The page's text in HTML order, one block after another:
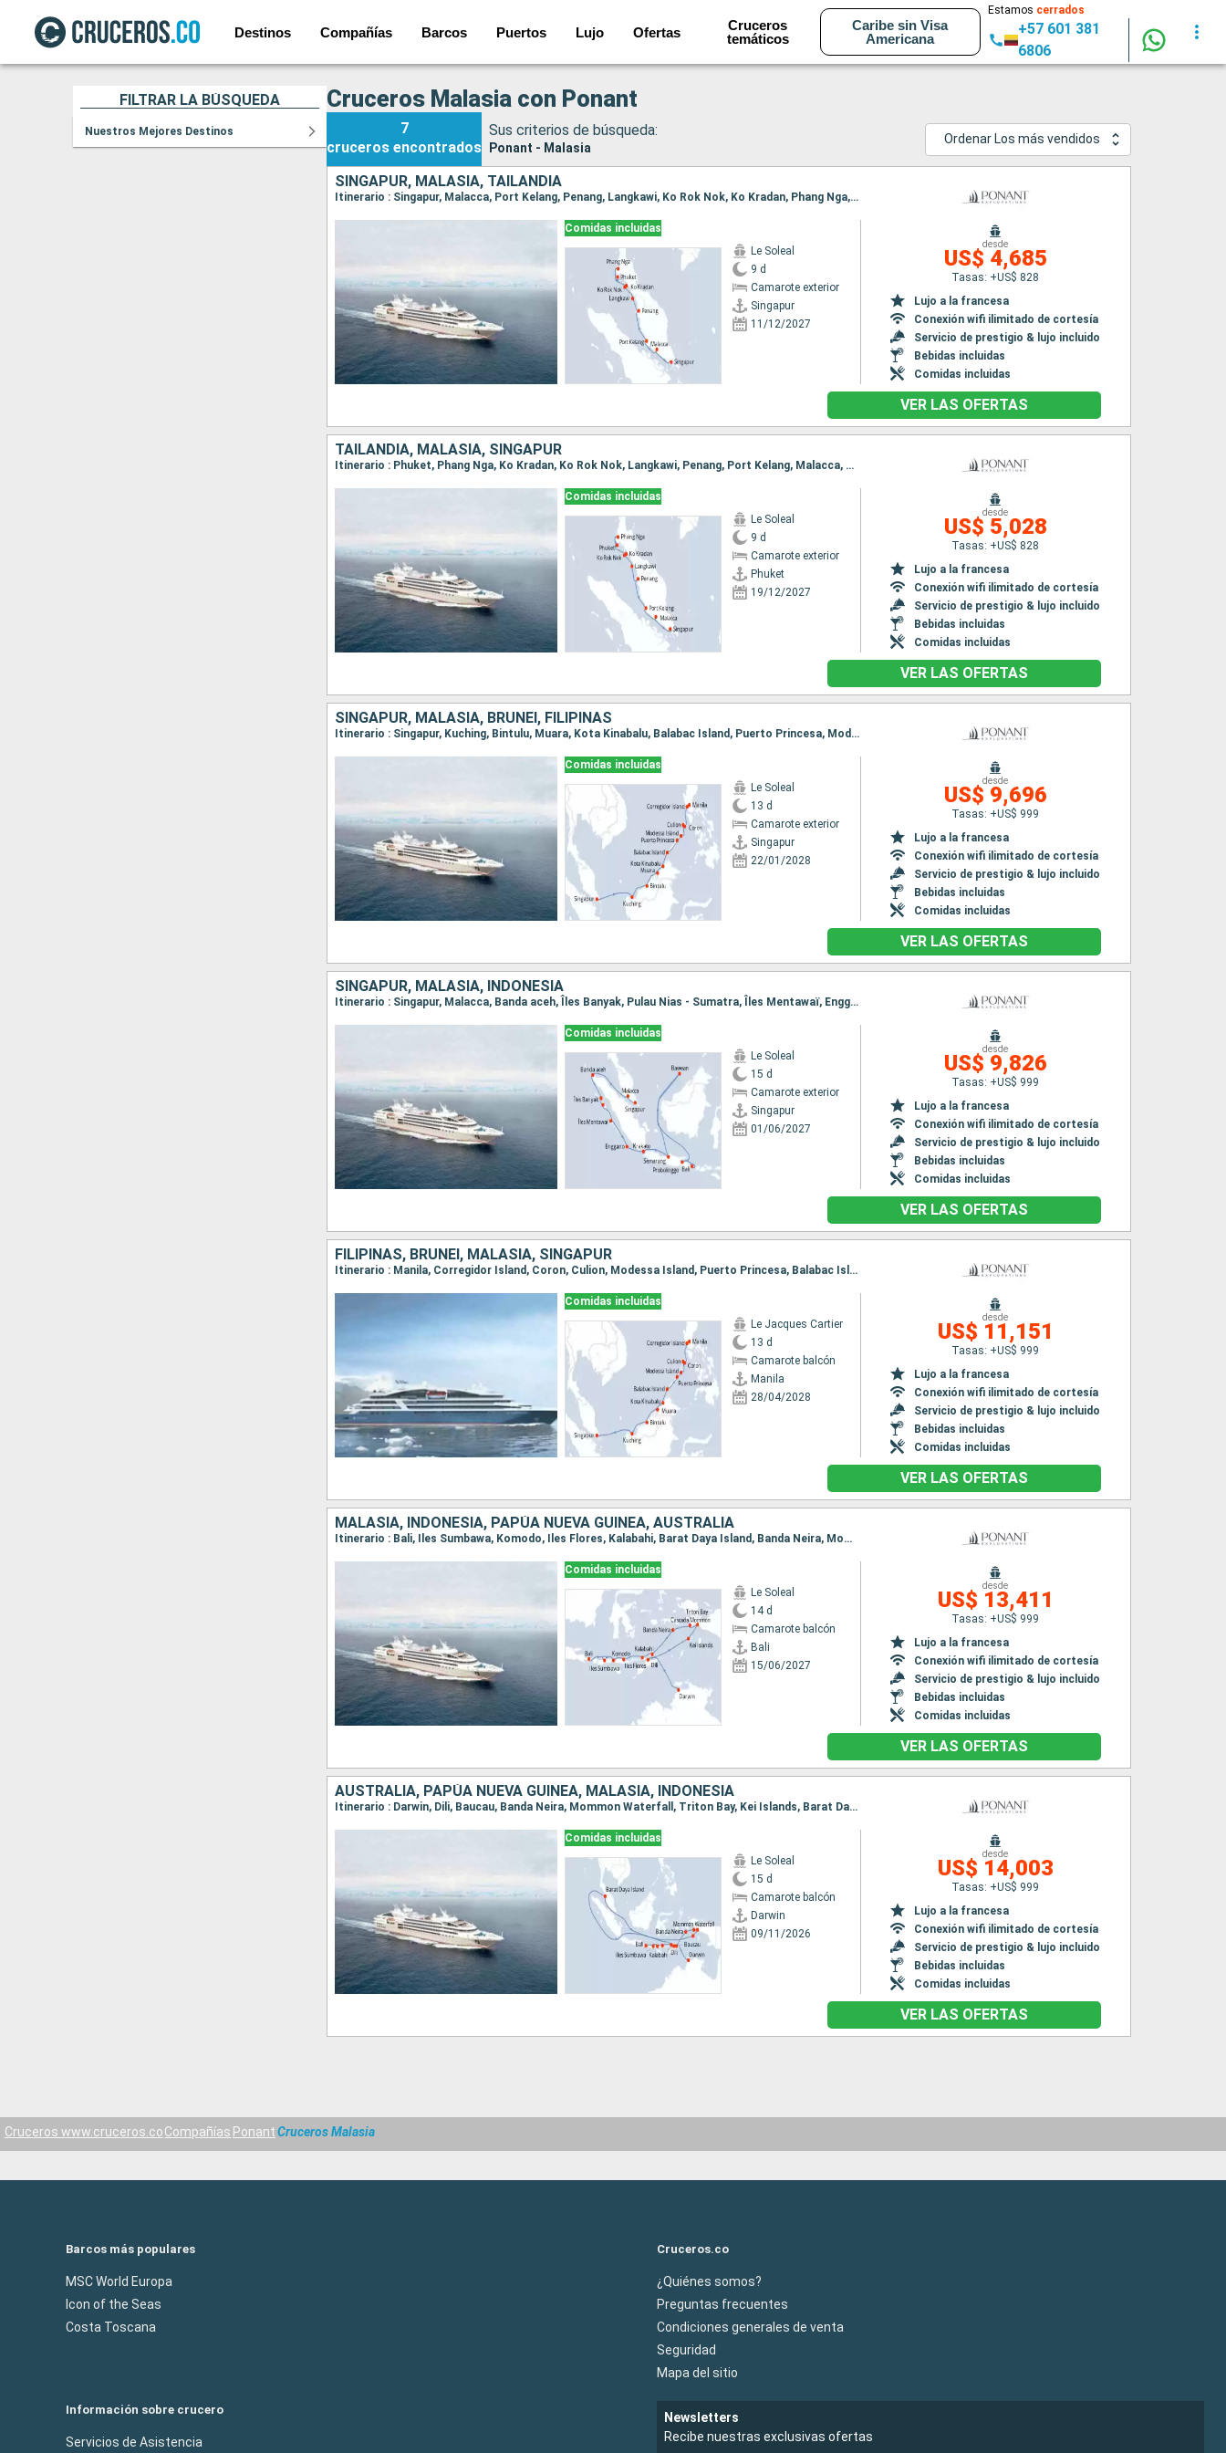
Destinos Compañías Barcos Puertos Lujo Ofertas
Cruceros
temáticos
Caribe sin Visa
Americana
Estamos cerrados
+57 601 381
6806
FILTRAR LA BÚSQUEDA
Nuestros Mejores Destinos
Cruceros Malasia con Ponant
7
cruceros encontrados
Sus criterios de búsqueda:
Ponant - Malasia
Ordenar Los más vendidos
SINGAPUR, MALASIA, TAILANDIA
Itinerario : Singapur, Malacca, Port Kelang, Penang, Langkawi, Ko Rok Nok, Ko Kradan, Phang Nga, Phuket
Comidas incluidas
Le Soleal
9 d
Camarote exterior
Singapur
11/12/2027
desde
US$ 4,685
Tasas: +US$ 828
Lujo a la francesa
Conexión wifi ilimitado de cortesía
Servicio de prestigio & lujo incluido
Bebidas incluidas
Comidas incluidas
VER LAS OFERTAS
TAILANDIA, MALASIA, SINGAPUR
Itinerario : Phuket, Phang Nga, Ko Kradan, Ko Rok Nok, Langkawi, Penang, Port Kelang, Malacca, Singapur
Comidas incluidas
Le Soleal
9 d
Camarote exterior
Phuket
19/12/2027
desde
US$ 5,028
Tasas: +US$ 828
Lujo a la francesa
Conexión wifi ilimitado de cortesía
Servicio de prestigio & lujo incluido
Bebidas incluidas
Comidas incluidas
VER LAS OFERTAS
SINGAPUR, MALASIA, BRUNEI, FILIPINAS
Itinerario : Singapur, Kuching, Bintulu, Muara, Kota Kinabalu, Balabac Island, Puerto Princesa, Modessa Island, Culion, Coron, Corregidor Island, Manila
Comidas incluidas
Le Soleal
13 d
Camarote exterior
Singapur
22/01/2028
desde
US$ 9,696
Tasas: +US$ 999
Lujo a la francesa
Conexión wifi ilimitado de cortesía
Servicio de prestigio & lujo incluido
Bebidas incluidas
Comidas incluidas
VER LAS OFERTAS
SINGAPUR, MALASIA, INDONESIA
Itinerario : Singapur, Malacca, Banda aceh, Îles Banyak, Pulau Nias - Sumatra, Îles Mentawaï, Enggano, Krakato, Semarang, Bawean, Probolinggo, Bali
Comidas incluidas
Le Soleal
15 d
Camarote exterior
Singapur
01/06/2027
desde
US$ 9,826
Tasas: +US$ 999
Lujo a la francesa
Conexión wifi ilimitado de cortesía
Servicio de prestigio & lujo incluido
Bebidas incluidas
Comidas incluidas
VER LAS OFERTAS
FILIPINAS, BRUNEI, MALASIA, SINGAPUR
Itinerario : Manila, Corregidor Island, Coron, Culion, Modessa Island, Puerto Princesa, Balabac Island, Kota Kinabalu, Muara, Bintulu, Kuching, Singapur
Comidas incluidas
Le Jacques Cartier
13 d
Camarote balcón
Manila
28/04/2028
desde
US$ 11,151
Tasas: +US$ 999
Lujo a la francesa
Conexión wifi ilimitado de cortesía
Servicio de prestigio & lujo incluido
Bebidas incluidas
Comidas incluidas
VER LAS OFERTAS
MALASIA, INDONESIA, PAPÚA NUEVA GUINEA, AUSTRALIA
Itinerario : Bali, Iles Sumbawa, Komodo, Iles Flores, Kalabahi, Barat Daya Island, Banda Neira, Mommon Waterfall, Triton Bay, Kei Islands, Dili, Darwin
Comidas incluidas
Le Soleal
14 d
Camarote balcón
Bali
15/06/2027
desde
US$ 13,411
Tasas: +US$ 999
Lujo a la francesa
Conexión wifi ilimitado de cortesía
Servicio de prestigio & lujo incluido
Bebidas incluidas
Comidas incluidas
VER LAS OFERTAS
AUSTRALIA, PAPÚA NUEVA GUINEA, MALASIA, INDONESIA
Itinerario : Darwin, Dili, Baucau, Banda Neira, Mommon Waterfall, Triton Bay, Kei Islands, Barat Daya Island, Kalabahi, Iles Flores, Komodo, Iles Sumbawa, Bali
Comidas incluidas
Le Soleal
15 d
Camarote balcón
Darwin
09/11/2026
desde
US$ 14,003
Tasas: +US$ 999
Lujo a la francesa
Conexión wifi ilimitado de cortesía
Servicio de prestigio & lujo incluido
Bebidas incluidas
Comidas incluidas
VER LAS OFERTAS
Cruceros www.cruceros.coCompañías PonantCruceros Malasia
Barcos más populares
MSC World Europa
Icon of the Seas
Costa Toscana
Cruceros.co
¿Quiénes somos?
Preguntas frecuentes
Condiciones generales de venta
Seguridad
Mapa del sitio
Información sobre crucero
Servicios de Asistencia
Newsletters
Recibe nuestras exclusivas ofertas